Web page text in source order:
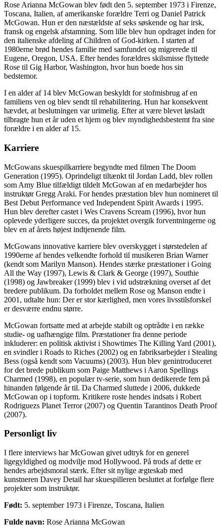
Rose Arianna McGowan blev født den 5. september 1973 i Firenze,
Toscana, Italien, af amerikanske forældre Terri og Daniel Patrick
McGowan. Hun er den næstældste af seks søskende og har irsk,
fransk og engelsk afstamning. Som lille blev hun opdraget inden for
den italienske afdeling af Children of God-kirken. I starten af
1980erne brød hendes familie med samfundet og migrerede til
Eugene, Oregon, USA. Efter hendes forældres skilsmisse flyttede
Rose til Gig Harbor, Washington, hvor hun boede hos sin
bedstemor.
I en alder af 14 blev McGowan beskyldt for stofmisbrug af en
familiens ven og blev sendt til rehabilitering. Hun har konsekvent
hævdet, at beslutningen var urimelig. Efter at være blevet løsladt
tilbragte hun et år uden et hjem og blev myndighedsbestemt fra sine
forældre i en alder af 15.
Karriere
McGowans skuespilkarriere begyndte med filmen The Doom
Generation (1995). Oprindeligt tiltænkt til Jordan Ladd, blev rollen
som Amy Blue tilfældigt tildelt McGowan af en medarbejder hos
instruktør Gregg Araki. For hendes præstation blev hun nomineret til
Best Debut Performance ved Independent Spirit Awards i 1995.
Hun blev derefter castet i Wes Cravens Scream (1996), hvor hun
oplevede yderligere succes, da projektet overgik forventningerne og
blev en af ​​årets højest indtjenende film.
McGowans innovative karriere blev overskygget i størstedelen af
1990erne af hendes velkendte forhold til musikeren Brian Warner
(kendt som Marilyn Manson). Hendes stærke præstationer i Going
All the Way (1997), Lewis & Clark & George (1997), Southie
(1998) og Jawbreaker (1999) blev i vid udstrækning overset af det
bredere publikum. Da forholdet mellem Rose og Manson endte i
2001, udtalte hun: Der er stor kærlighed, men vores livsstilsforskel
er desværre endnu større.
McGowan fortsatte med at arbejde stabilt og optrådte i en række
studie- og uafhængige film. Præstationer fra denne periode
inkluderer: en politisk aktivist i Showtimes The Killing Yard (2001),
en svindler i Roads to Riches (2002) og en fabriksarbejder i Stealing
Bess (også kendt som Vacuums) (2003). Hun blev genintroduceret
for det brede publikum som Paige Matthews i Aaron Spellings
Charmed (1998), en populær tv-serie, som hun dedikerede fem på
hinanden følgende år til. Da Charmed sluttede i 2006, dukkede
McGowan op i topform. Kritikere roste hendes indsats i Robert
Rodriguezs Planet Terror (2007) og Quentin Tarantinos Death Proof
(2007).
Personligt liv
I flere interviews har McGowan givet udtryk for en generel
ligegyldighed og modvilje mod Hollywood. På trods af dette er
hendes arbejdsmoral stærk. Efter sit nylige ægteskab med
kunstneren Davey Detail har skuespilleren besluttet at forfølge flere
projekter som instruktør.
Født: 5. september 1973 i Firenze, Toscana, Italien
Fulde navn: Rose Arianna McGowan